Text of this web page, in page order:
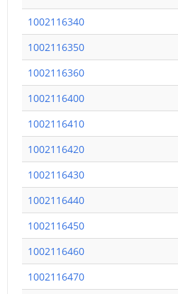
1002116340
1002116350
1002116360
1002116400
1002116410
1002116420
1002116430
1002116440
1002116450
1002116460
1002116470